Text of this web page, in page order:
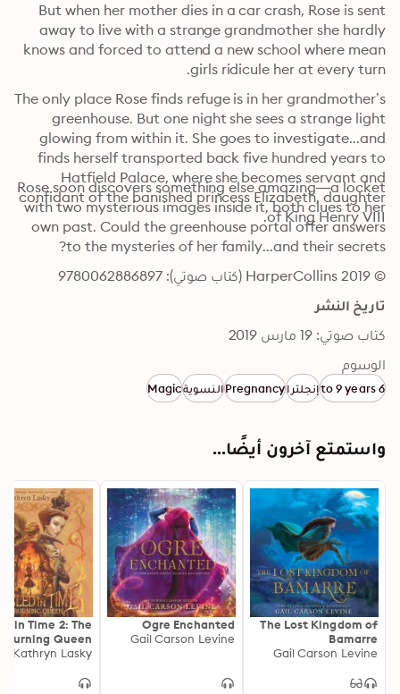
girls ridicule her at every turn.
The only place Rose finds refuge is in her grandmother’s
glowing from within it. She goes to investigate...and
finds herself transported back five hundred years to
confidant of the banished princess Elizabeth, daughter
of King Henry VIII.
with two mysterious images inside it, both clues to her
own past. Could the greenhouse portal offer answers
to the mysteries of her family...and their secrets?
© 2019 HarperCollins (كتاب صوتي): 9780062886897
تاريخ النشر
كتاب صوتي: 19 مارس 2019
الوسوم
6 to 9 years إنجلتراPregnancyالنسويةMagic
واستمتع آخرون أيضًا...
The Lost Kingdom of
Bamarre
Gail Carson Levine
Ogre Enchanted
Gail Carson Levine
in Time 2: The
Burning Queen
Kathryn Lasky